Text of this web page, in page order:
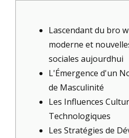
Lascendant du bro
moderne et
sociales aujourdhui
L'Émergence d'un
de Masculinité
Les Influences
Technologiques
Les Stratégies de